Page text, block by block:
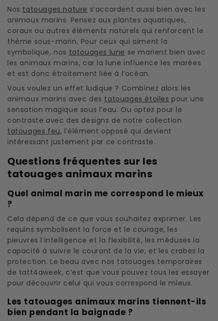
Nos tatouages nature s’accordent aussi bien avec les
animaux marins. Pensez aux plantes aquatiques,
coraux ou autres éléments naturels qui renforcent le
thème sous-marin. Pour ceux qui aiment la
symbolique, nos tatouages lune se marient bien avec
les animaux marins, car la lune influence les marées
et est donc étroitement liée à l’océan.
Vous voulez un effet ludique ? Combinez alors les
animaux marins avec des tatouages étoiles pour une
sensation magique sous l’eau. Ou optez pour le
contraste avec des designs de notre collection
tatouages feu, l’élément opposé qui devient
intéressant justement par ce contraste.
Questions fréquentes sur les
tatouages animaux marins
Quel animal marin me correspond le mieux
?
Cela dépend de ce que vous souhaitez exprimer. Les
requins symbolisent la force et le courage, les
pieuvres l’intelligence et la flexibilité, les méduses la
capacité à suivre le courant de la vie, et les crabes la
protection. Le beau avec nos tatouages temporaires
de tatt4aweek, c’est que vous pouvez tous les essayer
pour découvrir celui qui vous correspond le mieux.
Les tatouages animaux marins tiennent-ils
bien pendant la baignade ?